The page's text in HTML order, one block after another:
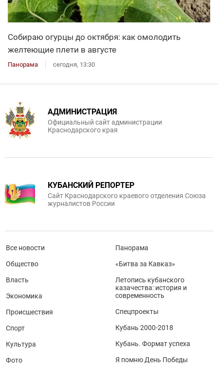
Собираю огурцы до октября: как омолодить
желтеющие плети в августе
Панорама сегодня, 13:30
АДМИНИСТРАЦИЯ
Официальный сайт администрации
Краснодарского края
КУБАНСКИЙ РЕПОРТЕР
Сайт Краснодарского краевого отделения Союза
журналистов России
Все новости
Общество
Власть
Экономика
Происшествия
Спорт
Культура
Фото
Панорама
«Битва за Кавказ»
Летопись кубанского
казачества: история и
современность
Спецпроекты
Кубань 2000-2018
Кубань. Формат успеха
Я помню День Победы